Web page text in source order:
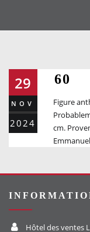
29
NOV
2024
60
Figure
cm.
Hôtel des ventes